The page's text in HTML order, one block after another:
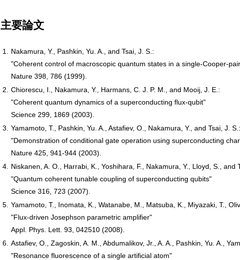
主要論文
1.
Nakamura, Y., Pashkin, Yu. A., and Tsai, J. S.:
"Coherent control of macroscopic quantum states in a single-Cooper-
Nature 398, 786 (1999).
2.
Chiorescu, I., Nakamura, Y., Harmans, C. J. P. M., and Mooij, J. E.:
"Coherent quantum dynamics of a superconducting flux-qubit"
Science 299, 1869 (2003).
3.
Yamamoto, T., Pashkin, Yu. A., Astafiev, O., Nakamura, Y., and Tsai, J. S.:
"Demonstration of conditional gate operation using superconducting
Nature 425, 941-944 (2003).
4.
Niskanen, A. O., Harrabi, K., Yoshihara, F., Nakamura, Y., Lloyd, S., and
"Quantum coherent tunable coupling of superconducting qubits"
Science 316, 723 (2007).
5. Yamamoto, T., Inomata, K., Watanabe, M., Matsuba, K., Miyazaki, T.,
"Flux-driven Josephson parametric amplifier"
Appl. Phys. Lett. 93, 042510 (2008).
6. Astafiev, O., Zagoskin, A. M., Abdumalikov, Jr., A. A., Pashkin, Yu. A.,
"Resonance fluorescence of a single artificial atom"